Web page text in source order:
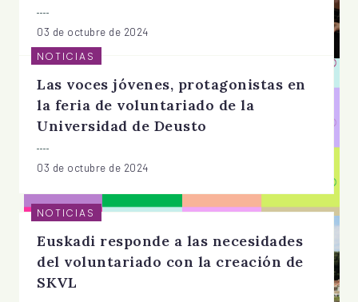
03 de octubre de 2024
NOTICIAS
Las voces jóvenes, protagonistas en
la feria de voluntariado de la
Universidad de Deusto
03 de octubre de 2024
NOTICIAS
Euskadi responde a las necesidades
del voluntariado con la creación de
SKVL